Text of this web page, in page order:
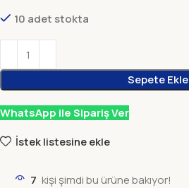
10 adet stokta
Sepete Ekle
WhatsApp ile Sipariş Ver
İstek listesine ekle
7 kişi şimdi bu ürüne bakıyor!